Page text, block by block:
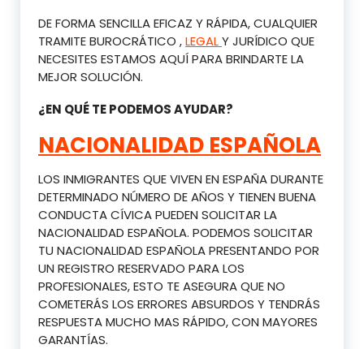
DE FORMA SENCILLA EFICAZ Y RÁPIDA, CUALQUIER
TRAMITE BUROCRÁTICO ,LEGALY JURÍDICO QUE
NECESITES ESTAMOS AQUÍ PARA BRINDARTE LA
MEJOR SOLUCIÓN.
¿EN QUÉ TE PODEMOS AYUDAR?
NACIONALIDAD ESPAÑOLA
LOS INMIGRANTES QUE VIVEN EN ESPAÑA DURANTE
DETERMINADO NÚMERO DE AÑOS Y TIENEN BUENA
CONDUCTA CÍVICA PUEDEN SOLICITAR LA
NACIONALIDAD ESPAÑOLA. PODEMOS SOLICITAR
TU NACIONALIDAD ESPAÑOLA PRESENTANDO POR
UN REGISTRO RESERVADO PARA LOS
PROFESIONALES, ESTO TE ASEGURA QUE NO
COMETERÁS LOS ERRORES ABSURDOS Y TENDRÁS
RESPUESTA MUCHO MAS RÁPIDO, CON MAYORES
GARANTÍAS.